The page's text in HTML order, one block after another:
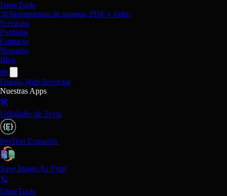
DuneTools
38 herramientas de imagen, PDF y vídeo
Servicios
Portfolio
Contacto
Nosotros
Blog
en
Diseño Web Servicios
Nuestras Apps
🛠️
Utilidades de Texto
ProText Expander
Save Image As Type
🪐
DuneTools